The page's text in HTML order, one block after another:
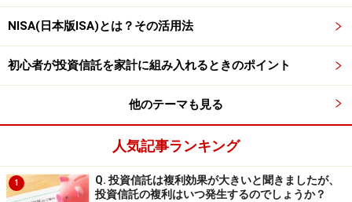
NISA(日本版ISA)とは？その活用法
初心者が投資信託を家計に組み入れるときのポイント
他のテーマも見る
人気記事ランキング
1
Q. 投資信託は複利効果が大きいと聞きましたが、
投資信託の複利はいつ発生するのでしょうか？